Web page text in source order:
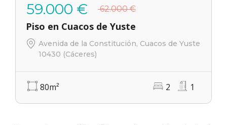
59.000 € 62.000 €
Piso en Cuacos de Yuste
Avenida de la Constitución, Cuacos de Yuste
10430 (Cáceres)
2 1
80m²